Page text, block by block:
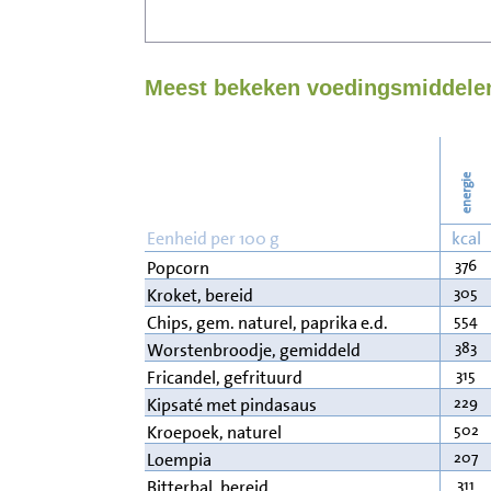
Meest bekeken
energie
Eenheid per 100 g kcal
Popcorn
376
Kroket, bereid 305
Chips, gem. naturel, paprika e.d. 554
Worstenbroodje, gemiddeld 383
Fricandel, gefrituurd 315
Kipsaté met pindasaus 229
Kroepoek, naturel 502
Loempia 207
311